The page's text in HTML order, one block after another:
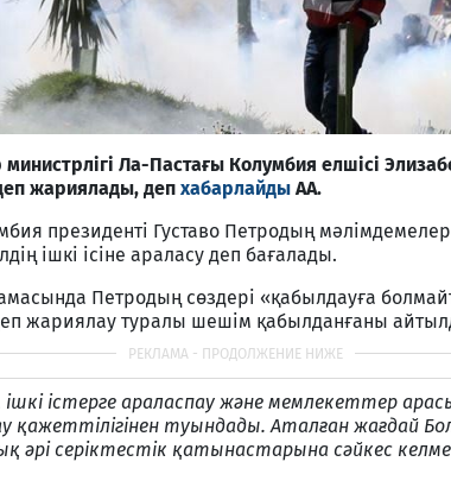
Ла-Пастағы Колумбия елшісі
жариялады, деп хабарлайды АА.
президенті Густаво Петродың
ішкі ісіне араласу деп бағалады.
Петродың сөздері «қабылдауға
жариялау туралы шешім қабылданғаны
ішкі істерге араласпау және мемлекеттер
туындады. Аталған жағдай
серіктестік қатынастарына сәйкес